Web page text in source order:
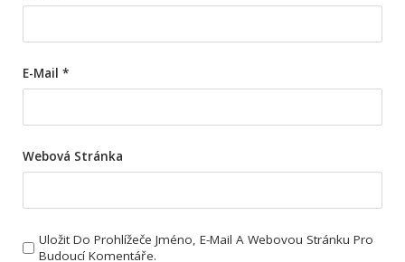
E-Mail *
Webová Stránka
Uložit Do Prohlížeče Jméno, E-Mail A Webovou Stránku Pro
Budoucí Komentáře.